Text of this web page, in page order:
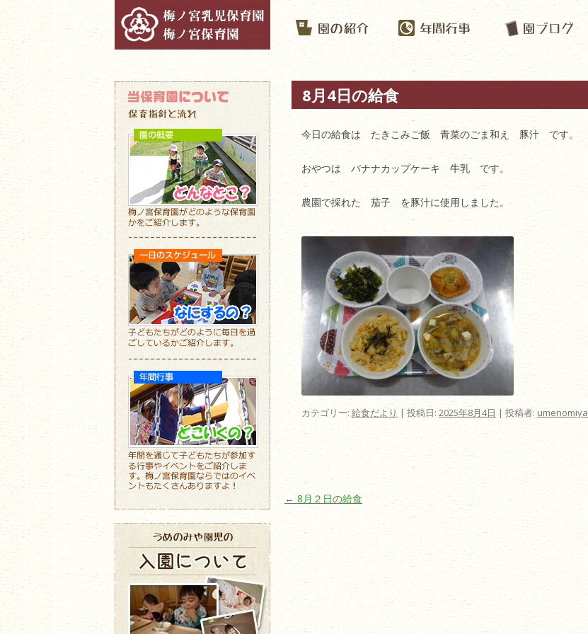
8月4日の給食
今日の給食は たきこみご飯 青菜のごま和え 豚汁 です。
おやつは バナナカップケーキ 牛乳 です。
農園で採れた 茄子 を豚汁に使用しました。
カテゴリー: 給食だより | 投稿日: 2025年8月4日 | 投稿者: umenomiya
投稿ナビゲーション
←8月２日の給食